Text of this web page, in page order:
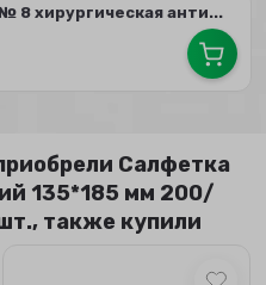
8 хирургическая анти...
Салфетка
135*185 мм 200/
также купили